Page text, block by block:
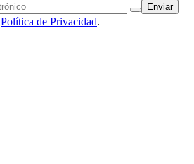
Política de Privacidad.